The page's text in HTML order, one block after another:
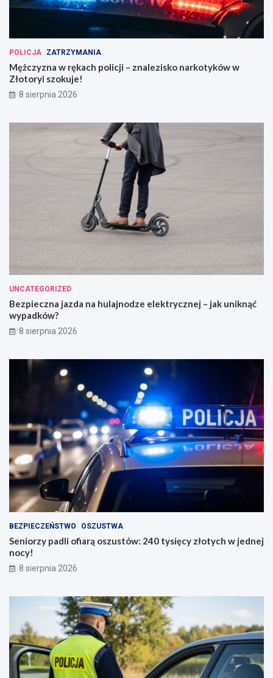
POLICJA ZATRZYMANIA
Mężczyzna w rękach policji – znalezisko narkotyków w
Złotoryi szokuje!
8 sierpnia 2026
UNCATEGORIZED
Bezpieczna jazda na hulajnodze elektrycznej – jak uniknąć
wypadków?
8 sierpnia 2026
BEZPIECZEŃSTWO OSZUSTWA
Seniorzy padli ofiarą oszustów: 240 tysięcy złotych w jednej
nocy!
8 sierpnia 2026